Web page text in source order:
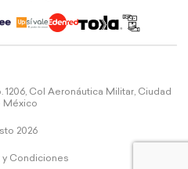
1206, Col Aeronáutica Militar, Ciudad
México
2026
y Condiciones